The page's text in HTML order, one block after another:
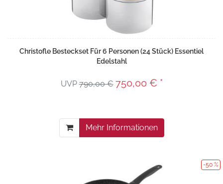
Christofle Besteckset Für 6 Personen (24 Stück) Essentiel
Edelstahl
UVP790,00 € 750,00 € *
Mehr Informationen
-50 %